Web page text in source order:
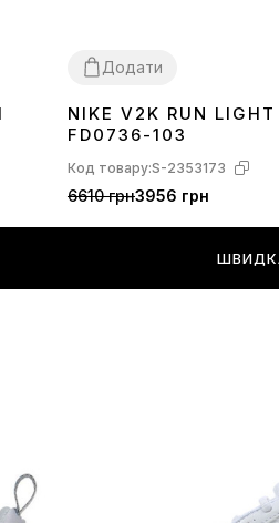
Додати
3637 38394041 42 43 4445
NIKE V2K RUN LIGHT
FD0736-103
Код товару:S-2353173
6610 грн3956 грн